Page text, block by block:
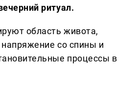
ритуал.
область живота,
со спины и
процессы в